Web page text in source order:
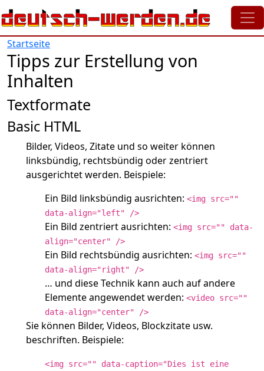
Direkt zum Inhalt
Startseite
Tipps zur Erstellung von
Inhalten
Textformate
Basic HTML
Bilder, Videos, Zitate und so weiter können
linksbündig, rechtsbündig oder zentriert
ausgerichtet werden. Beispiele:
Ein Bild linksbündig ausrichten: <img src=""
data-align="left" />
Ein Bild zentriert ausrichten: <img src="" data-
align="center" />
Ein Bild rechtsbündig ausrichten: <img src=""
data-align="right" />
… und diese Technik kann auch auf andere
Elemente angewendet werden: <video src=""
data-align="center" />
Sie können Bilder, Videos, Blockzitate usw.
beschriften. Beispiele:
<img src="" data-caption="Dies ist eine